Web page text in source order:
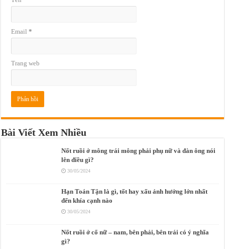
Email*
Trang web
Bài Viết Xem Nhiều
Nốt ruồi ở mông trái mông phải phụ nữ và đàn ông nói
lên điều gì?
30/05/2024
Hạn Toán Tận là gì, tốt hay xấu ảnh hưởng lớn nhất
đến khía cạnh nào
30/05/2024
Nốt ruồi ở cổ nữ – nam, bên phải, bên trái có ý nghĩa
gì?